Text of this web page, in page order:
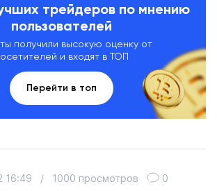
трейдеров по мнению
пользователей
получили высокую оценку от
и входят в ТОП
Перейти в топ
16:49 / 1000 просмотров 0